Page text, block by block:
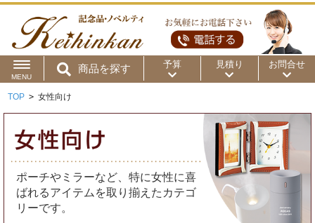
MENU
商品を探す 予算
用途から
商品カテゴリ
価格帯から
～1,000円
～2,000円 ～5,000円 ～10,000円
～30,000円
見積り お問合せ
TOP > 女性向け
ポーチやミラーなど、特に女性に喜
ばれるアイテムを取り揃えたカテゴ
リーです。